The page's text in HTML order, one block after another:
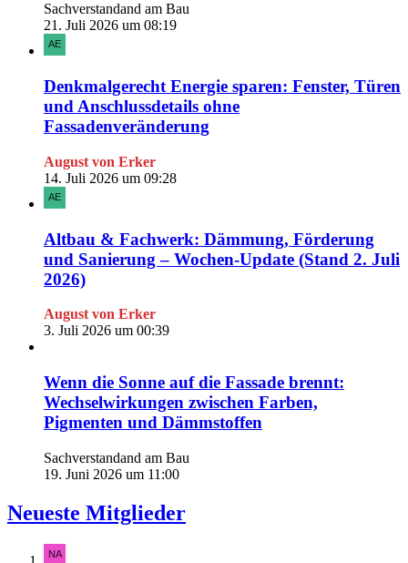
Sachverstandand am Bau
21. Juli 2026 um 08:19
Denkmalgerecht Energie sparen: Fenster, Türen
und Anschlussdetails ohne
Fassadenveränderung
August von Erker
14. Juli 2026 um 09:28
Altbau & Fachwerk: Dämmung, Förderung
und Sanierung – Wochen-Update (Stand 2. Juli
2026)
August von Erker
3. Juli 2026 um 00:39
Wenn die Sonne auf die Fassade brennt:
Wechselwirkungen zwischen Farben,
Pigmenten und Dämmstoffen
Sachverstandand am Bau
19. Juni 2026 um 11:00
Neueste Mitglieder